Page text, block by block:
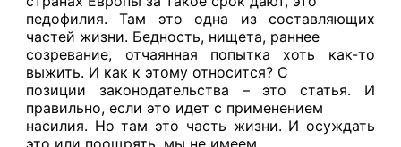
педофилия. Там это одна из составляющих
частей жизни. Бедность, нищета, раннее
созревание, отчаянная попытка хоть как-то
выжить. И как к этому относится? С
позиции законодательства – это статья. И
правильно, если это идет с применением
насилия. Но там это часть жизни. И осуждать
это или поощрять, мы не имеем